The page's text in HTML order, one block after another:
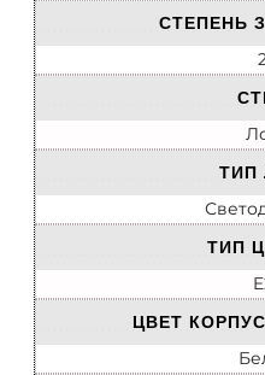
СТЕПЕНЬ
ТИП
ТИП
ЦВЕТ